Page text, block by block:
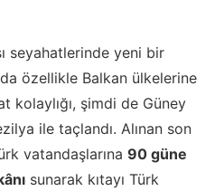
seyahatlerinde yeni bir
özellikle Balkan ülkelerine
kolaylığı, şimdi de Güney
ile taçlandı. Alınan son
vatandaşlarına 90 güne
sunarak kıtayı Türk